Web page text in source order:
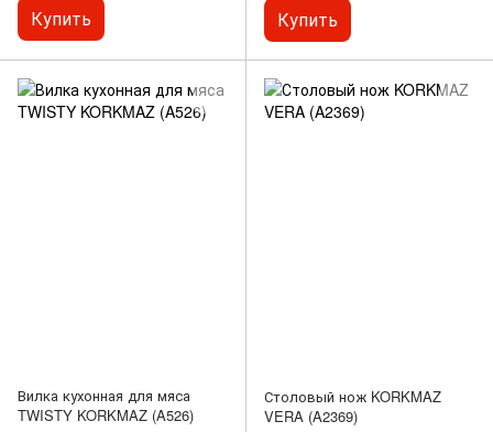
Купить Купить
Вилка кухонная для мяса
TWISTY KORKMAZ (A526)
Столовый нож KORKMAZ
VERA (A2369)